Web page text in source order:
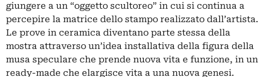
giungere a un “oggetto scultoreo” in cui si continua a
percepire la matrice dello stampo realizzato dall’artista.
Le prove in ceramica diventano parte stessa della
mostra attraverso un’idea installativa della figura della
musa speculare che prende nuova vita e funzione, in un
ready-made che elargisce vita a una nuova genesi.